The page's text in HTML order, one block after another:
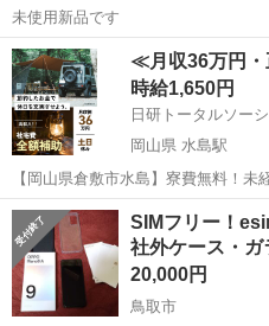
未使用新品です
鳥取 鳥取市 湖山駅 その
≪月収36万円・
時給1,650円
日研トータルソー
岡山県 水島駅
【岡山県倉敷市水島】寮費無料！
《お仕事No.NS0089》 お仕事について 車の組立作業です。専用レール
に乗って流れてくる車の骨組みに
り・ドア・シートなどの各...
岡山 倉敷市 水島駅
SIMフリー！
社外ケース・
20,000円
鳥取市